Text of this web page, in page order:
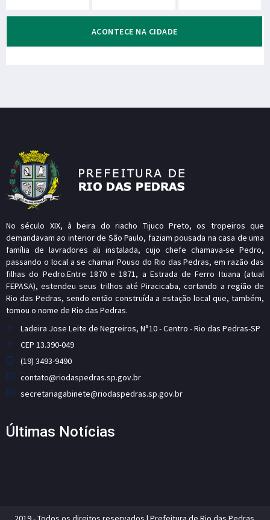
ACONTECE NA CIDADE
No século XIX, à beira do riacho Tijuco Preto, os tropeiros que
demandavam ao interior de São Paulo, faziam pousada na casa de uma
família de lavradores ali instalada, cujo chefe chamava-se Pedro,
passando o local a se chamar Pouso do Rio das Pedras, em razão das
filhas do Pedro.Entre 1870 e 1871, a Estrada de Ferro Ituana (atual
FEPASA), estendeu seus trilhos até Piracicaba, cortando a região de
Rio das Pedras, sendo então construída a estação local que, também,
tomou o nome de Rio das Pedras.
Ladeira Jose Leite de Negreiros, N°10 - Centro - Rio das Pedras-SP
CEP 13.390-049
(19) 3493-9490
contato@riodaspedras.sp.gov.br
secretariagabinete@riodaspedras.sp.gov.br
Últimas Notícias